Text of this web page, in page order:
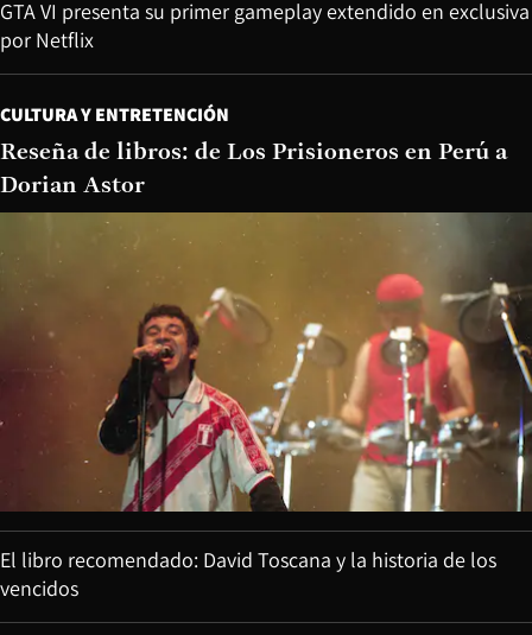
GTA VI presenta su primer gameplay extendido en exclusiva
por Netflix
CULTURA Y ENTRETENCIÓN
Reseña de libros: de Los Prisioneros en Perú a
Dorian Astor
El libro recomendado: David Toscana y la historia de los
vencidos